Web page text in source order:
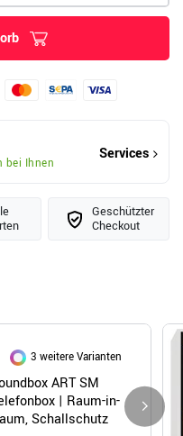
bei Ihnen
Services
Geschützter
Checkout
3 weitere Varianten
ART SM
| Raum-in-
Schallschutz